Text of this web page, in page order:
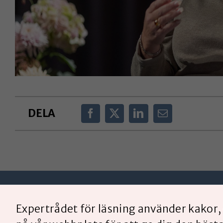
DELA
Expertrådet för läsning använder